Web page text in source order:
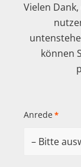
Vielen
können
Anrede *